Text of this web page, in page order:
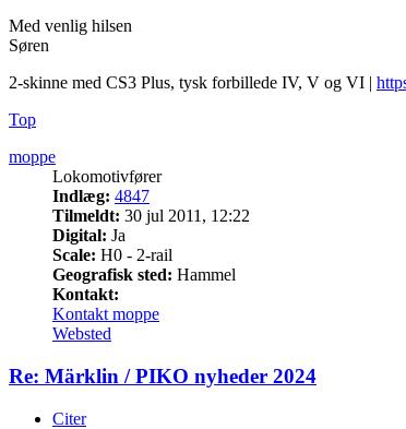
Med venlig hilsen
Søren
2-skinne med CS3 Plus, tysk forbillede IV, V og VI |
Top
moppe
Lokomotivfører
Indlæg: 4847
Tilmeldt: 30 jul 2011, 12:22
Digital: Ja
Scale: H0 - 2-rail
Geografisk sted: Hammel
Kontakt:
Kontakt moppe
Websted
Re: Märklin / PIKO nyheder 2024
Citer